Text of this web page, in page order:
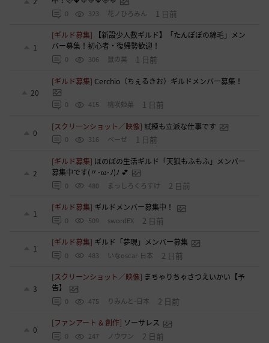
0 323 花ノひろみん 1 日前
1
[ギルド募集]
【新設少人数ギルド】「たんぽぽの綿毛」メン
バー募集！初心者・復帰勢歓迎！
0 306 鼠の巣 1 日前
20
[ギルド募集] Cerchio（ちぇるきお）ギルドメンバー募集！
0 415 桃咲姫菓 1 日前
0
[スクリーンショット／映像]試練も立派な仕事です
0 316 べーぜ 1 日前
2
[ギルド募集] ほのぼの生活ギルド「天狐もふもふ」メンバー
募集中です(〃･ω･ﾉ)ﾉ 💕
0 480 まっしろくろすけ 2 日前
1
[ギルド募集] ギルドメンバー募集中！
0 509 swordEX 2 日前
1
[ギルド募集] ギルド「夢現」メンバー募集
0 483 いなoscar-日本 2 日前
3
[スクリーンショット／映像] まちゃりちゃさつえいかい【予
告】
0 475 りみんと-日本 2 日前
0
[ファンアート & 創作] ソーサレス
0 247 ノウワン 2 日前